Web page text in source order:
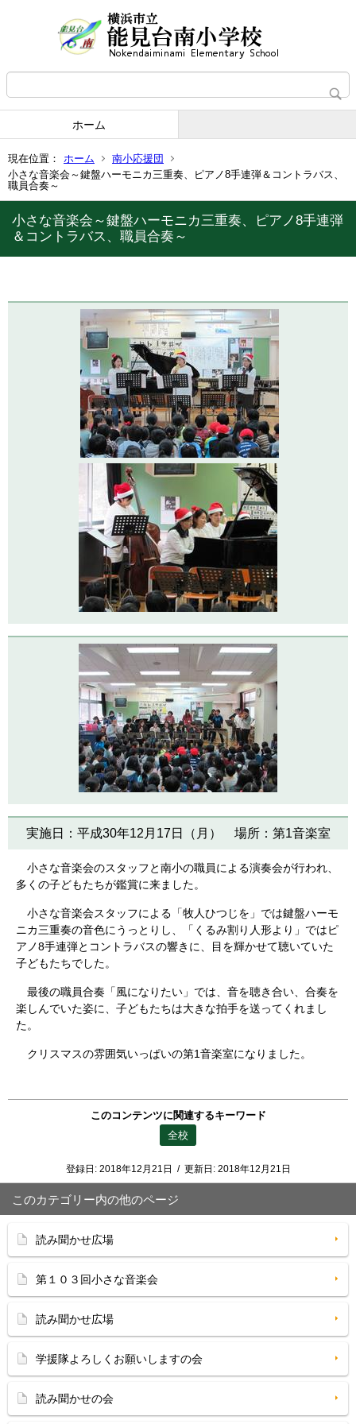
ホーム
現在位置： ホーム
南小応援団
小さな音楽会～鍵盤ハーモニカ三重奏、ピアノ8手連弾＆コントラバス、
職員合奏～
小さな音楽会～鍵盤ハーモニカ三重奏、ピアノ8手連弾
＆コントラバス、職員合奏～
実施日：平成30年12月17日（月） 場所：第1音楽室
小さな音楽会のスタッフと南小の職員による演奏会が行われ、
多くの子どもたちが鑑賞に来ました。
小さな音楽会スタッフによる「牧人ひつじを」では鍵盤ハーモ
ニカ三重奏の音色にうっとりし、「くるみ割り人形より」ではピ
アノ8手連弾とコントラバスの響きに、目を輝かせて聴いていた
子どもたちでした。
最後の職員合奏「風になりたい」では、音を聴き合い、合奏を
楽しんでいた姿に、子どもたちは大きな拍手を送ってくれまし
た。
クリスマスの雰囲気いっぱいの第1音楽室になりました。
このコンテンツに関連するキーワード
全校
登録日: 2018年12月21日 / 更新日: 2018年12月21日
このカテゴリー内の他のページ
読み聞かせ広場
第１０３回小さな音楽会
読み聞かせ広場
学援隊よろしくお願いしますの会
読み聞かせの会